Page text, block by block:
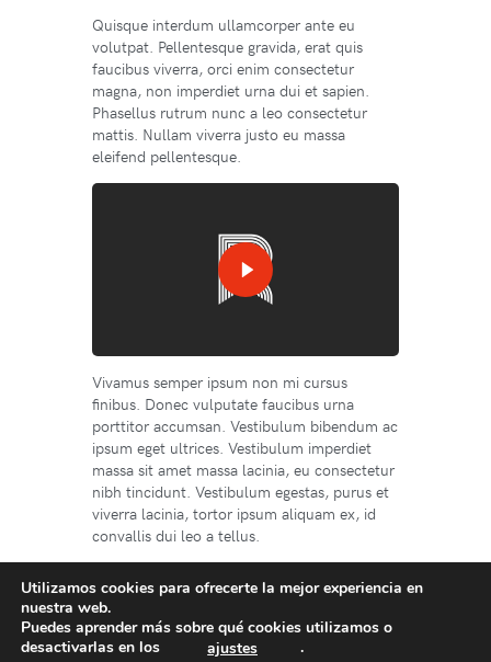
Quisque interdum ullamcorper ante eu
volutpat. Pellentesque gravida, erat quis
faucibus viverra, orci enim consectetur
magna, non imperdiet urna dui et sapien.
Phasellus rutrum nunc a leo consectetur
mattis. Nullam viverra justo eu massa
eleifend pellentesque.
Vivamus semper ipsum non mi cursus
finibus. Donec vulputate faucibus urna
porttitor accumsan. Vestibulum bibendum ac
ipsum eget ultrices. Vestibulum imperdiet
massa sit amet massa lacinia, eu consectetur
nibh tincidunt. Vestibulum egestas, purus et
viverra lacinia, tortor ipsum aliquam ex, id
convallis dui leo a tellus.
Prev Next
Utilizamos cookies para ofrecerte la mejor experiencia en
nuestra web.
Puedes aprender más sobre qué cookies utilizamos o
desactivarlas en los
ajustes .